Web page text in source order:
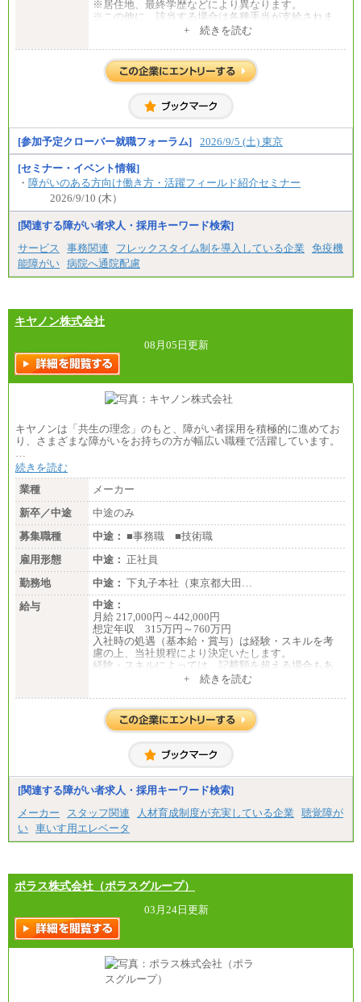
※居住地、最終学歴などにより異なります。
※この他に、該当する場合は各種手当が支給されま
中途：
全職種共通
※居住地、年齢により異なります。
※この他に、該当する場合は各種手当が支給されま
す。
※試用期間中も給与に変更はございません
+ 続きを読む
[参加予定クローバー就職フォーラム] 2026/9/5 (土) 東京
[セミナー・イベント情報]
・ 障がいのある方向け働き方・活躍フィールド紹介セミナー
2026/9/10 (木）
[関連する障がい者求人・採用キーワード検索]
サービス
事務関連 フレックスタイム制を導入している企業
免疫機
能障がい 病院へ通院配慮
キヤノン株式会社
08月05日更新
キヤノンは「共生の理念」のもと、障がい者採用を積極的に進めてお
り、さまざまな障がいをお持ちの方が幅広い職種で活躍しています。
…
続きを読む
業種
メーカー
新卒／中途
中途のみ
募集職種
中途： ■事務職 ■技術職
雇用形態
中途： 正社員
勤務地
中途： 下丸子本社（東京都大田…
給与
中途：
月給 217,000円～442,000円
想定年収 315万円～760万円
入社時の処遇（基本給・賞与）は経験・スキルを考
慮の上、当社規程により決定いたします。
経験・スキルによっては、記載額を超える場合もあ
+ 続きを読む
[関連する障がい者求人・採用キーワード検索]
メーカー
スタッフ関連 人材育成制度が充実している企業
聴覚障が
い 車いす用エレベータ
ポラス株式会社（ポラスグループ）
03月24日更新